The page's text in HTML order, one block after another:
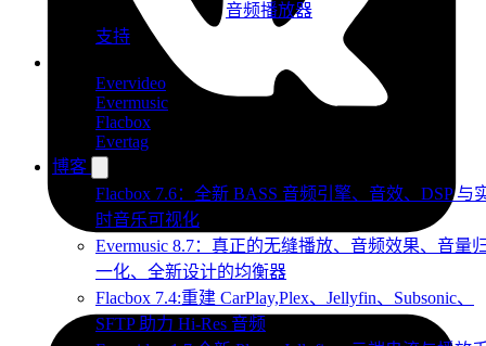
音频播放器
支持
Evervideo
Evermusic
Flacbox
Evertag
博客
Flacbox 7.6：全新 BASS 音频引擎、音效、DSP 与
时音乐可视化
Evermusic 8.7：真正的无缝播放、音频效果、音量
一化、全新设计的均衡器
Flacbox 7.4:重建 CarPlay,Plex、Jellyfin、Subsonic、
SFTP 助力 Hi-Res 音频